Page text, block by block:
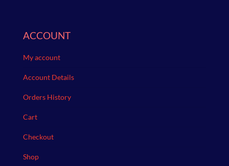
ACCOUNT
My account
Account Details
Orders History
Cart
Checkout
Shop